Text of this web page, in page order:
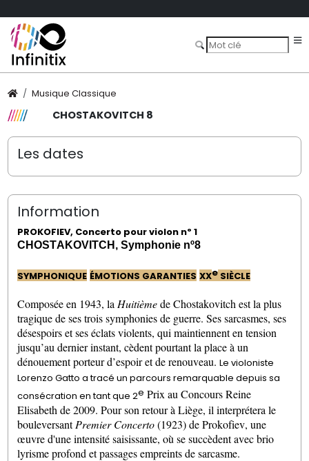
Musique Classique
CHOSTAKOVITCH 8
Les dates
Information
PROKOFIEV, Concerto pour violon nº 1
CHOSTAKOVITCH, Symphonie nº8
SYMPHONIQUE ÉMOTIONS GARANTIES XXeSIÈCLE
Composée en 1943, laHuitièmede Chostakovitch est la plus
tragique de ses trois symphonies de guerre. Ses sarcasmes, ses
désespoirs et ses éclats violents, qui maintiennent en tension
jusqu’au dernier instant, cèdent pourtant la place à un
dénouement porteur d’espoir et de renouveau. Le violoniste
Lorenzo Gatto a tracé un parcours remarquable depuis sa
consécration en tant que 2e Prix au Concours Reine
Elisabeth de 2009. Pour son retour à Liège, il interprétera le
bouleversantPremier Concerto(1923) de Prokofiev, une
œuvre d'une intensité saisissante, où se succèdent avec brio
lyrisme profond et passages empreints de sarcasme.